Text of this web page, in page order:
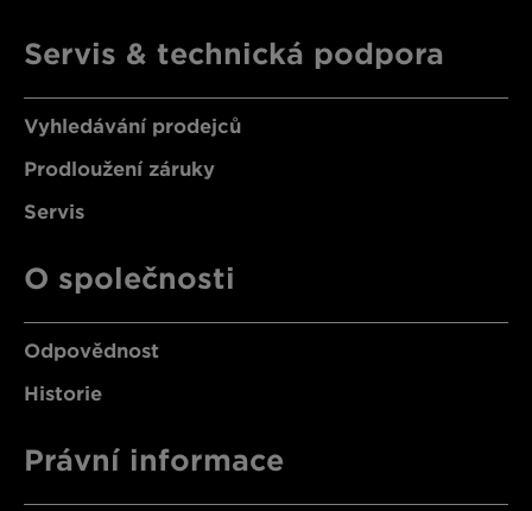
Servis & technická podpora
Vyhledávání prodejců
Prodloužení záruky
Servis
O společnosti
Odpovědnost
Historie
Právní informace